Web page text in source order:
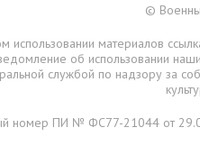
©
использовании материалов
об использовании
службой по надзору за
номер ПИ № ФС77-21044 от